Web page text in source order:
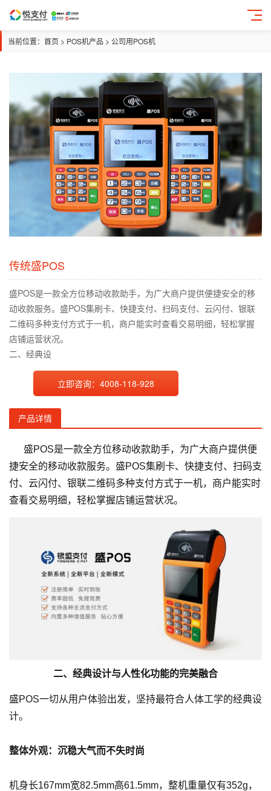
当前位置： 首页 > POS机产品 > 公司用POS机
传统盛POS
盛POS是一款全方位移动收款助手，为广大商户提供便捷安全的移
动收款服务。盛POS集刷卡、快捷支付、扫码支付、云闪付、银联
二维码多种支付方式于一机，商户能实时查看交易明细，轻松掌握
店铺运营状况。
二、经典设
立即咨询：4008-118-928
产品详情
盛POS是一款全方位移动收款助手，为广大商户提供便
捷安全的移动收款服务。盛POS集刷卡、快捷支付、扫码支
付、云闪付、银联二维码多种支付方式于一机，商户能实时
查看交易明细，轻松掌握店铺运营状况。
二、经典设计与人性化功能的完美融合
盛POS一切从用户体验出发，坚持最符合人体工学的经典设
计。
整体外观：沉稳大气而不失时尚
机身长167mm宽82.5mm高61.5mm，整机重量仅有352g，